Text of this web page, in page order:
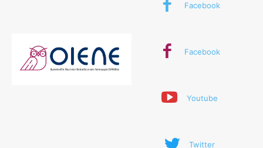
Facebook
Facebook
Youtube
Twitter